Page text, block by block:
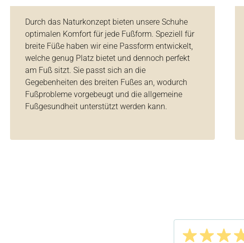
Durch das Naturkonzept bieten unsere Schuhe
optimalen Komfort für jede Fußform. Speziell für
breite Füße haben wir eine Passform entwickelt,
welche genug Platz bietet und dennoch perfekt
am Fuß sitzt. Sie passt sich an die
Gegebenheiten des breiten Fußes an, wodurch
Fußprobleme vorgebeugt und die allgemeine
Fußgesundheit unterstützt werden kann.